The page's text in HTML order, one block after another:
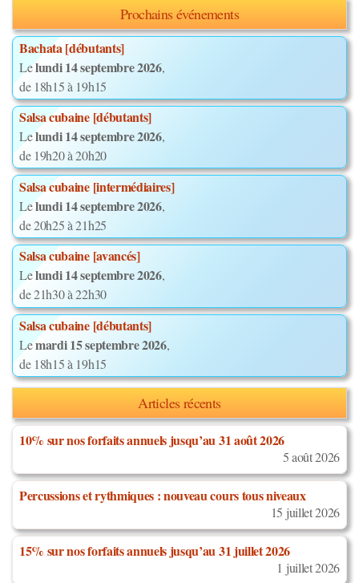
Prochains événements
Bachata [débutants]
Lelundi 14 septembre 2026,
de 18h15 à 19h15
Salsa cubaine [débutants]
Lelundi 14 septembre 2026,
de 19h20 à 20h20
Salsa cubaine [intermédiaires]
Lelundi 14 septembre 2026,
de 20h25 à 21h25
Salsa cubaine [avancés]
Lelundi 14 septembre 2026,
de 21h30 à 22h30
Salsa cubaine [débutants]
Lemardi 15 septembre 2026,
de 18h15 à 19h15
Articles récents
10% sur nos forfaits annuels jusqu’au 31 août 2026
5 août 2026
Percussions et rythmiques : nouveau cours tous niveaux
15 juillet 2026
15% sur nos forfaits annuels jusqu’au 31 juillet 2026
1 juillet 2026